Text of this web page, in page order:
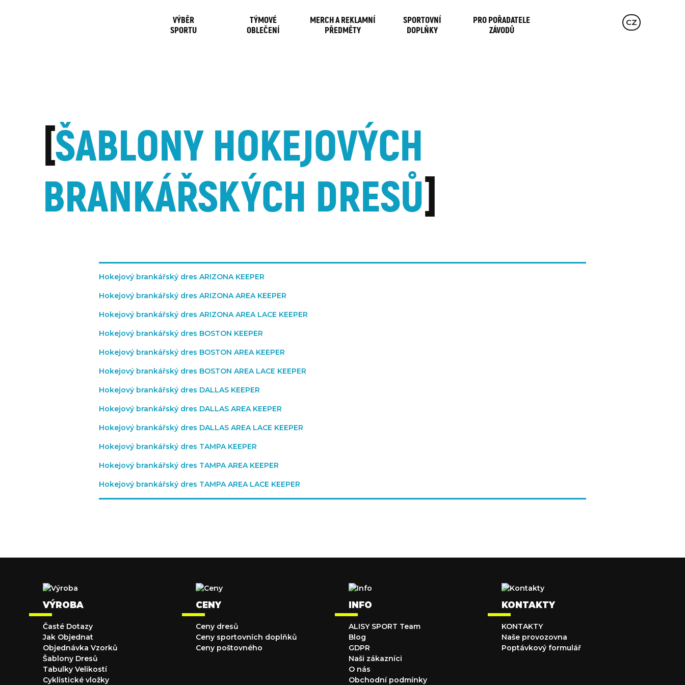
VÝBĚR
SPORTU
TÝMOVÉ
OBLEČENÍ
MERCH A REKLAMNÍ
PŘEDMĚTY
SPORTOVNÍ
DOPLŇKY
PRO POŘADATELE
ZÁVODŮ
EN DE
CZ
ŠABLONY HOKEJOVÝCH
BRANKÁŘSKÝCH DRESŮ
Hokejový brankářský dres ARIZONA KEEPER
Hokejový brankářský dres ARIZONA AREA KEEPER
Hokejový brankářský dres ARIZONA AREA LACE KEEPER
Hokejový brankářský dres BOSTON KEEPER
Hokejový brankářský dres BOSTON AREA KEEPER
Hokejový brankářský dres BOSTON AREA LACE KEEPER
Hokejový brankářský dres DALLAS KEEPER
Hokejový brankářský dres DALLAS AREA KEEPER
Hokejový brankářský dres DALLAS AREA LACE KEEPER
Hokejový brankářský dres TAMPA KEEPER
Hokejový brankářský dres TAMPA AREA KEEPER
Hokejový brankářský dres TAMPA AREA LACE KEEPER
VÝROBA
Časté Dotazy
Jak Objednat
Objednávka Vzorků
Šablony Dresů
Tabulky Velikostí
Cyklistické vložky
CENY
Ceny dresů
Ceny sportovních doplňků
Ceny poštovného
INFO
ALISY SPORT Team
Blog
GDPR
Naši zákazníci
O nás
Obchodní podmínky
KONTAKTY
KONTAKTY
Naše provozovna
Poptávkový formulář